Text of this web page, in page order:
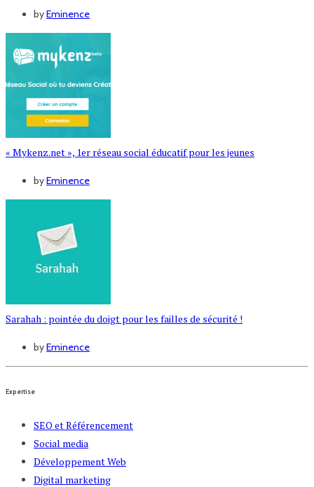
byEminence
« Mykenz.net », 1er réseau social éducatif pour les jeunes
byEminence
Sarahah : pointée du doigt pour les failles de sécurité !
byEminence
Expertise
SEO et Référencement
Social media
Développement Web
Digital marketing